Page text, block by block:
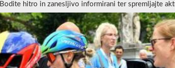
Bodite hitro in zanesljivo informirani ter spremljajte